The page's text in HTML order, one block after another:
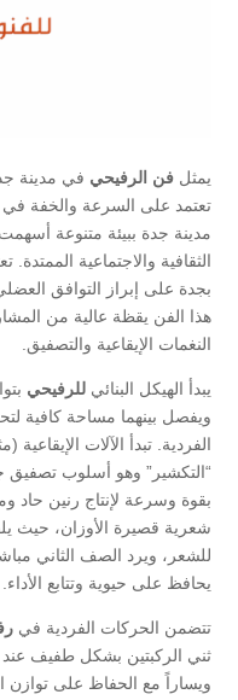
يمثل فن الرفيحي في مدينة
تعتمد على السرعة والخفة
مدينة جدة ببيئة متنوعة
الثقافية والاجتماعية الممتدة.
بجدة على إبراز التوافق
هذا الفن يقظة عالية من
النغمات الإيقاعية والتصفيق.
​يبدأ الهيكل البنائي للرفيحي
ويفصل بينهما مساحة كافية
الفردية. تبدأ الآلات
“التكشير” وهو أسلوب
بقوة وسرعة لإنتاج رنين حاد
شعرية قصيرة الأوزان، حيث
للشعر، ويرد الصف الثاني
يحافظ على حيوية وتتابع الأداء.
​تتضمن الحركات الفردية في
ثني الركبتين بشكل طفيف عند
ويساراً مع الحفاظ على